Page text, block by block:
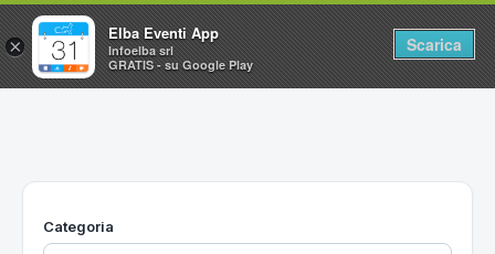
Home
Utilità
Categoria
×
Elba Eventi App
Infoelba srl
GRATIS - su Google Play
Scarica